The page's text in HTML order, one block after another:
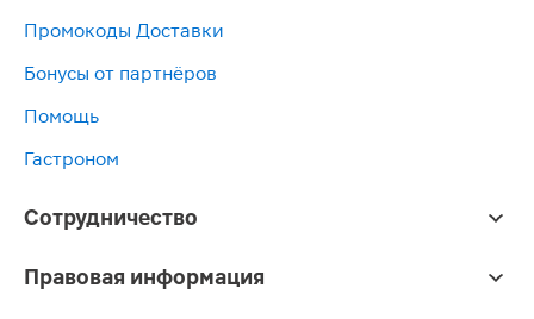
Промокоды Доставки
Бонусы от партнёров
Помощь
Гастроном
Сотрудничество
Правовая информация